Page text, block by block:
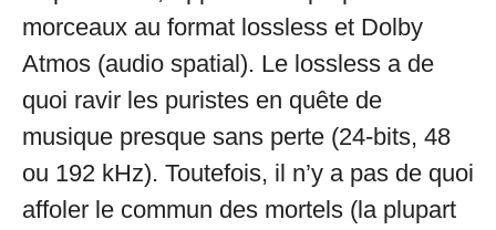
morceaux au format lossless et Dolby
Atmos (audio spatial). Le lossless a de
quoi ravir les puristes en quête de
musique presque sans perte (24-bits, 48
ou 192 kHz). Toutefois, il n’y a pas de quoi
affoler le commun des mortels (la plupart